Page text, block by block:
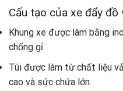
Cấu tạo của xe đẩy đồ
Khung xe được làm bằng
chống gỉ.
Túi được làm từ chất liệu
cao và sức chứa lớn.